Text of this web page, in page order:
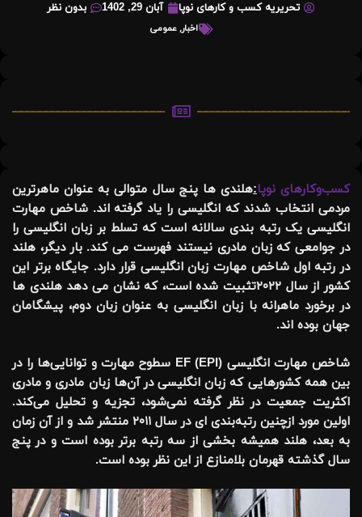
تحریریه کسب و کارهای نوپا آبان 29, 1402 بدون نظر
اخبار,عمومی
کسب‌وکارهای نوپا:هلندی ها پنج سال متوالی به عنوان ماهرترین
مردمی انتخاب شدند که انگلیسی را یاد گرفته اند. شاخص مهارت
انگلیسی یک رتبه بندی سالانه است که تسلط بر زبان انگلیسی را
در جوامعی که زبان مادری نیستند فهرست می کند. بار دیگر، هلند
در رتبه اول شاخص مهارت زبان انگلیسی قرار دارد. جایگاه برتر این
کشور از سال ۲۰۲۲تثبیت شده است، که نشان می دهد هلندی ها
در برخورد ماهرانه با زبان انگلیسی به عنوان زبان دوم، پیشگامان
جهان بوده اند.
شاخص مهارت انگلیسی EF (EPI) سطوح مهارت و توانایی‌ها را در
بین همه کشورهایی که زبان انگلیسی در آن‌ها زبان مادری و مادری
اکثریت جمعیت در نظر گرفته نمی‌شود، تجزیه و تحلیل می‌کند.
اولین مورد ازچنین رتبه‌بندی ای در سال ۲۰۱۱ منتشر شد و از آن زمان
به بعد، هلند همیشه بخشی از سه رتبه برتر بوده است و در پنج
سال گذشته قهرمان بلامنازع از این نظر بوده است.